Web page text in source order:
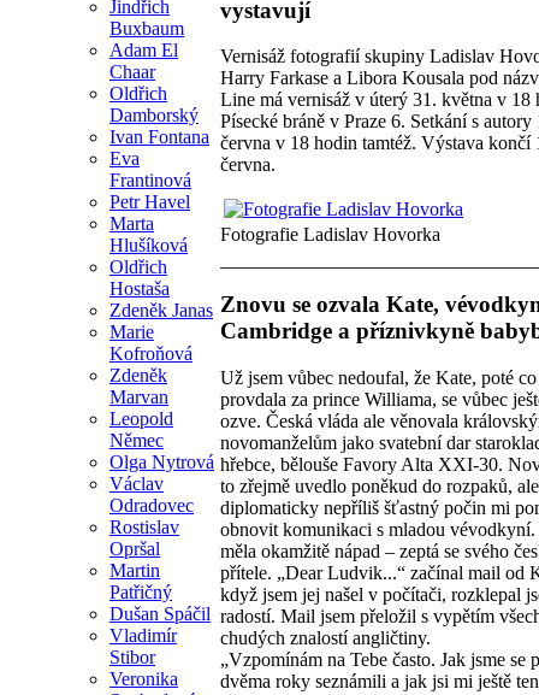
Jindřich
Buxbaum
Adam El
Chaar
Oldřich
Damborský
Ivan Fontana
Eva
Frantinová
Petr Havel
Marta
Hlušíková
Oldřich
Hostaša
Zdeněk Janas
Marie
Kofroňová
Zdeněk
Marvan
Leopold
Němec
Olga Nytrová
Václav
Odradovec
Rostislav
Opršal
Martin
Patřičný
Dušan Spáčil
Vladimír
Stibor
Veronika
vystavují
Vernisáž fotografií skupiny Ladislav
Harry Farkase a Libora Kousala pod
Line má vernisáž v úterý 31. května v 18
Písecké bráně v Praze 6. Setkání s autory
června v 18 hodin tamtéž. Výstava končí
června.
Fotografie Ladislav Hovorka
Znovu se ozvala Kate,
Cambridge a příznivkyně
Už jsem vůbec nedoufal, že Kate, poté co
provdala za prince Williama, se vůbec
ozve. Česká vláda ale věnovala
novomanželům jako svatební dar
hřebce, bělouše Favory Alta XXI-30.
to zřejmě uvedlo poněkud do rozpaků, ale
diplomaticky nepříliš šťastný počin mi
obnovit komunikaci s mladou vévodkyní.
měla okamžitě nápad – zeptá se svého
přítele. „Dear Ludvik...“ začínal mail od
když jsem jej našel v počítači, rozklepal
radostí. Mail jsem přeložil s vypětím
chudých znalostí angličtiny.
„Vzpomínám na Tebe často. Jak jsme se
dvěma roky seznámili a jak jsi mi ještě